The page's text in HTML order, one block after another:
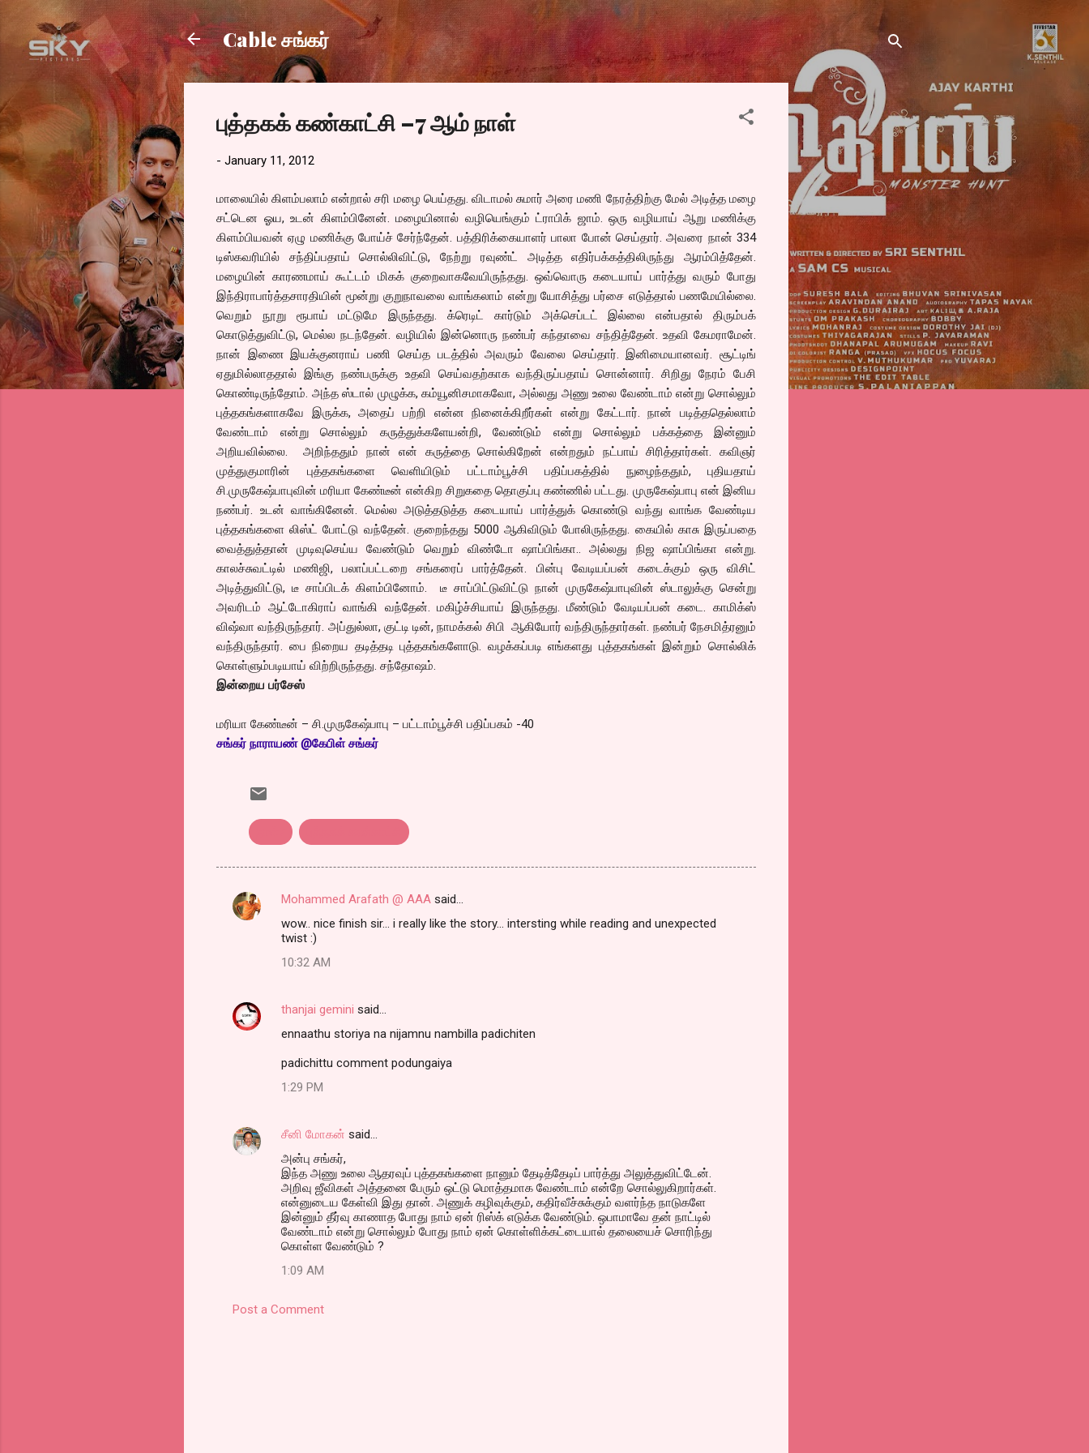
Skip to main content
Cable சங்கர்
புத்தகக் கண்காட்சி –7 ஆம் நாள்
- January 11, 2012
மாலையில் கிளம்பலாம் என்றால் சரி மழை பெய்தது. விடாமல் சுமார் அரை மணி நேரத்திற்கு மேல் அடித்த மழை
சட்டென ஓய, உடன் கிளம்பினேன். மழையினால் வழியெங்கும் ட்ராபிக் ஜாம். ஒரு வழியாய் ஆறு மணிக்கு
கிளம்பியவன் ஏழு மணிக்கு போய்ச் சேர்ந்தேன். பத்திரிக்கையாளர் பாலா போன் செய்தார். அவரை நான் 334
டிஸ்கவரியில் சந்திப்பதாய் சொல்லிவிட்டு, நேற்று ரவுண்ட் அடித்த எதிர்பக்கத்திலிருந்து ஆரம்பித்தேன்.
மழையின் காரணமாய் கூட்டம் மிகக் குறைவாகவேயிருந்தது. ஒவ்வொரு கடையாய் பார்த்து வரும் போது
இந்திராபார்த்தசாரதியின் மூன்று குறுநாவலை வாங்கலாம் என்று யோசித்து பர்சை எடுத்தால் பணமேயில்லை.
வெறும் நூறு ரூபாய் மட்டுமே இருந்தது. க்ரெடிட் கார்டும் அக்செப்டட் இல்லை என்பதால் திரும்பக்
கொடுத்துவிட்டு, மெல்ல நடந்தேன். வழியில் இன்னொரு நண்பர் கந்தாவை சந்தித்தேன். உதவி கேமராமேன்.
நான் இணை இயக்குனராய் பணி செய்த படத்தில் அவரும் வேலை செய்தார். இனிமையானவர். சூட்டிங்
ஏதுமில்லாததால் இங்கு நண்பருக்கு உதவி செய்வதற்காக வந்திருப்பதாய் சொன்னார். சிறிது நேரம் பேசி
கொண்டிருந்தோம். அந்த ஸ்டால் முழுக்க, கம்யூனிசமாகவோ, அல்லது அணு உலை வேண்டாம் என்று சொல்லும்
புத்தகங்களாகவே இருக்க, அதைப் பற்றி என்ன நினைக்கிறீர்கள் என்று கேட்டார். நான் படித்ததெல்லாம்
வேண்டாம் என்று சொல்லும் கருத்துக்களேயன்றி, வேண்டும் என்று சொல்லும் பக்கத்தை இன்னும்
அறியவில்லை. அறிந்ததும் நான் என் கருத்தை சொல்கிறேன் என்றதும் நட்பாய் சிரித்தார்கள். கவிஞர்
முத்துகுமாரின் புத்தகங்களை வெளியிடும் பட்டாம்பூச்சி பதிப்பகத்தில் நுழைந்ததும், புதியதாய்
சி.முருகேஷ்பாபுவின் மரியா கேண்டீன் என்கிற சிறுகதை தொகுப்பு கண்ணில் பட்டது. முருகேஷ்பாபு என் இனிய
நண்பர். உடன் வாங்கினேன். மெல்ல அடுத்தடுத்த கடையாய் பார்த்துக் கொண்டு வந்து வாங்க வேண்டிய
புத்தகங்களை லிஸ்ட் போட்டு வந்தேன். குறைந்தது 5000 ஆகிவிடும் போலிருந்தது. கையில் காசு இருப்பதை
வைத்துத்தான் முடிவுசெய்ய வேண்டும் வெறும் விண்டோ ஷாப்பிங்கா.. அல்லது நிஜ ஷாப்பிங்கா என்று.
காலச்சுவட்டில் மணிஜி, பலாப்பட்டறை சங்கரைப் பார்த்தேன். பின்பு வேடியப்பன் கடைக்கும் ஒரு விசிட்
அடித்துவிட்டு, டீ சாப்பிடக் கிளம்பினோம். டீ சாப்பிட்டுவிட்டு நான் முருகேஷ்பாபுவின் ஸ்டாலுக்கு சென்று
அவரிடம் ஆட்டோகிராப் வாங்கி வந்தேன். மகிழ்ச்சியாய் இருந்தது. மீண்டும் வேடியப்பன் கடை. காமிக்ஸ்
விஷ்வா வந்திருந்தார். அப்துல்லா, குட்டி டின், நாமக்கல் சிபி ஆகியோர் வந்திருந்தார்கள். நண்பர் நேசமித்ரனும்
வந்திருந்தார். பை நிறைய தடித்தடி புத்தகங்களோடு. வழக்கப்படி எங்களது புத்தகங்கள் இன்றும் சொல்லிக்
கொள்ளும்படியாய் விற்றிருந்தது. சந்தோஷம்.
இன்றைய பர்சேஸ்
மரியா கேண்டீன் – சி.முருகேஷ்பாபு – பட்டாம்பூச்சி பதிப்பகம் -40
சங்கர் நாராயண் @கேபிள் சங்கர்
C
n
Mohammed Arafath @ AAA said…
wow.. nice finish sir... i really like the story... intersting while reading and unexpected
twist :)
10:32 AM
thanjai gemini said…
ennaathu storiya na nijamnu nambilla padichiten
padichittu comment podungaiya
1:29 PM
சீனி மோகன் said…
அன்பு சங்கர்,
இந்த அணு உலை ஆதரவுப் புத்தகங்களை நானும் தேடித்தேடிப் பார்த்து அலுத்துவிட்டேன்.
அறிவு ஜீவிகள் அத்தனை பேரும் ஒட்டு மொத்தமாக வேண்டாம் என்றே சொல்லுகிறார்கள்.
என்னுடைய கேள்வி இது தான். அணுக் கழிவுக்கும், கதிர்வீச்சுக்கும் வளர்ந்த நாடுகளே
இன்னும் தீர்வு காணாத போது நாம் ஏன் ரிஸ்க் எடுக்க வேண்டும். ஒபாமாவே தன் நாட்டில்
வேண்டாம் என்று சொல்லும் போது நாம் ஏன் கொள்ளிக்கட்டையால் தலையைச் சொரிந்து
கொள்ள வேண்டும் ?
1:09 AM
Post a Comment